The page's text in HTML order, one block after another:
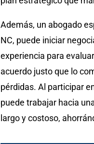
Además, un abogado
NC, puede iniciar
experiencia para
acuerdo justo que lo
pérdidas. Al participar
puede trabajar hacia
largo y costoso,